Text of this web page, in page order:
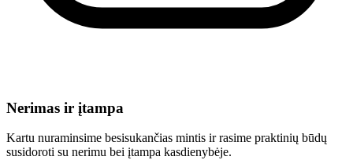
Nerimas ir įtampa
Kartu nuraminsime besisukančias mintis ir rasime praktinių būdų
susidoroti su nerimu bei įtampa kasdienybėje.